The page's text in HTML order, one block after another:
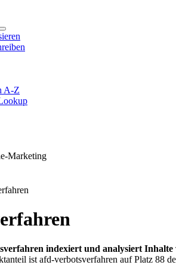
A-Z
Marketing
indexiert und analysiert Inhalte
ist afd-verbotsverfahren auf Platz 88